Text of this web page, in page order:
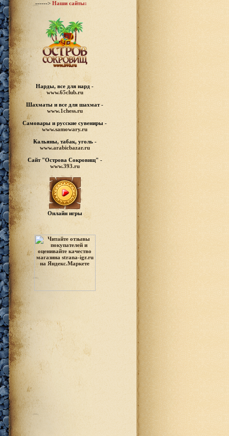
------> Наши сайты:
Нарды, все для нард -
www.65club.ru
Шахматы и все для шахмат -
www.1chess.ru
Самовары и русские сувениры -
www.samowary.ru
Кальяны, табак, уголь -
www.arabicbazar.ru
Сайт "Острова Сокровищ" -
www.393.ru
Онлайн игры